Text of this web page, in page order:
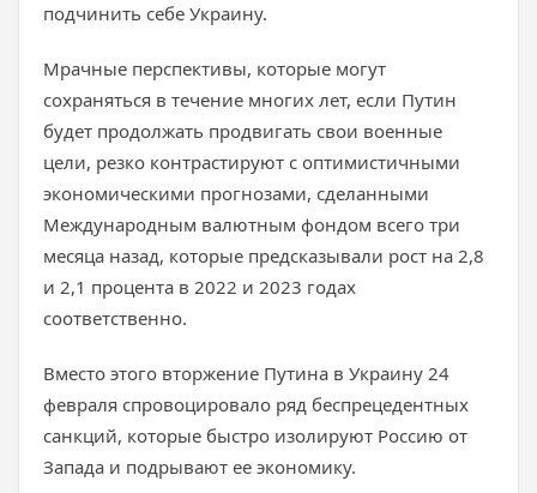
подчинить себе Украину.
Мрачные перспективы, которые могут
сохраняться в течение многих лет, если Путин
будет продолжать продвигать свои военные
цели, резко контрастируют с оптимистичными
экономическими прогнозами, сделанными
Международным валютным фондом всего три
месяца назад, которые предсказывали рост на 2,8
и 2,1 процента в 2022 и 2023 годах
соответственно.
Вместо этого вторжение Путина в Украину 24
февраля спровоцировало ряд беспрецедентных
санкций, которые быстро изолируют Россию от
Запада и подрывают ее экономику.